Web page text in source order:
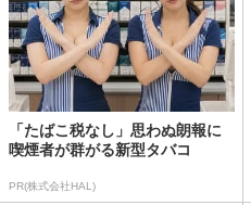
「たばこ税なし」思わぬ朗報に
喫煙者が群がる新型タバコ
PR(株式会社HAL)